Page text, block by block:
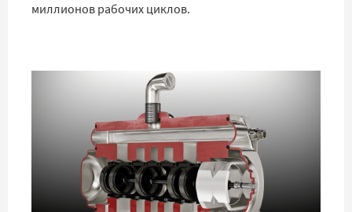
миллионов рабочих циклов.